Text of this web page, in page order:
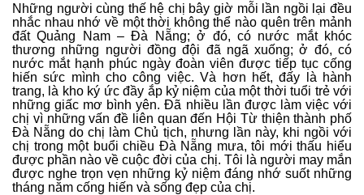
Những người cùng thế hệ chị bây giờ mỗi lần ngồi lại đều
nhắc nhau nhớ về một thời không thể nào quên trên mảnh
đất Quảng Nam – Đà Nẵng; ở đó, có nước mắt khóc
thương những người đồng đội đã ngã xuống; ở đó, có
nước mắt hạnh phúc ngày đoàn viên được tiếp tục cống
hiến sức mình cho công việc. Và hơn hết, đấy là hành
trang, là kho ký ức đầy ắp kỷ niệm của một thời tuổi trẻ với
những giấc mơ bình yên. Đã nhiều lần được làm việc với
chị vì những vấn đề liên quan đến Hội Từ thiện thành phố
Đà Nẵng do chị làm Chủ tịch, nhưng lần này, khi ngồi với
chị trong một buổi chiều Đà Nẵng mưa, tôi mới thấu hiểu
được phần nào về cuộc đời của chị. Tôi là người may mắn
được nghe trọn vẹn những kỷ niệm đáng nhớ suốt những
tháng năm cống hiến và sống đẹp của chị.